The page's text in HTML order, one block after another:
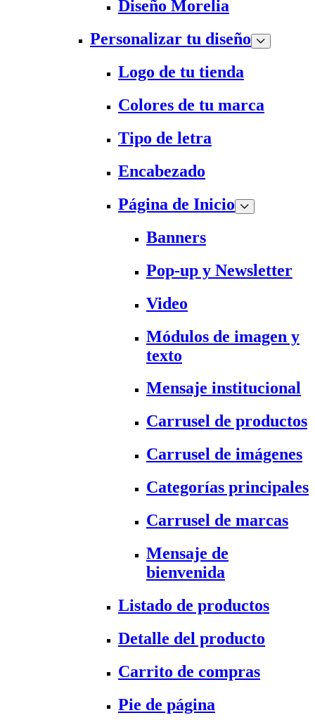
Diseño Morelia
Personalizar tu diseño
Logo de tu tienda
Colores de tu marca
Tipo de letra
Encabezado
Página de Inicio
Banners
Pop-up y Newsletter
Video
Módulos de imagen y
texto
Mensaje institucional
Carrusel de productos
Carrusel de imágenes
Categorías principales
Carrusel de marcas
Mensaje de
bienvenida
Listado de productos
Detalle del producto
Carrito de compras
Pie de página